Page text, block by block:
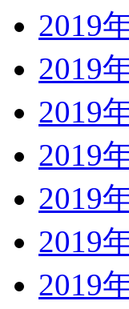
2019
2019
2019
2019
2019
2019
2019